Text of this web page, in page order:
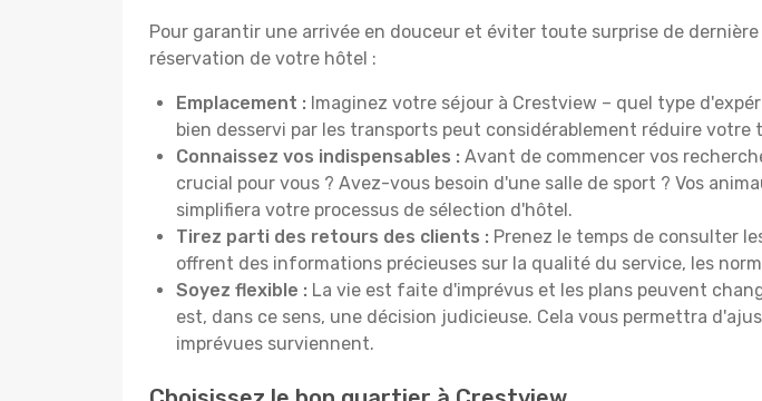
Pour garantir une arrivée en douceur et éviter toute surprise de
réservation de votre hôtel :
Emplacement : Imaginez votre séjour à Crestview – quel type
bien desservi par les transports peut considérablement réduire votre
Connaissez vos indispensables : Avant de commencer vos
crucial pour vous ? Avez-vous besoin d'une salle de sport ? Vos
simplifiera votre processus de sélection d'hôtel.
Tirez parti des retours des clients : Prenez le temps de consulter
offrent des informations précieuses sur la qualité du service, les
Soyez flexible : La vie est faite d'imprévus et les plans peuvent
est, dans ce sens, une décision judicieuse. Cela vous permettra
imprévues surviennent.